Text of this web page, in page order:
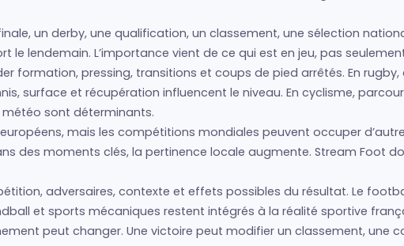
un derby, une qualification, un classement, une sélection
lendemain. L’importance vient de ce qui est en jeu, pas
formation, pressing, transitions et coups de pied arrêtés. En
surface et récupération influencent le niveau. En cyclisme,
sont déterminants.
mais les compétitions mondiales peuvent occuper
des moments clés, la pertinence locale augmente. Stream Foot
adversaires, contexte et effets possibles du résultat. Le
et sports mécaniques restent intégrés à la réalité sportive
peut changer. Une victoire peut modifier un classement, une